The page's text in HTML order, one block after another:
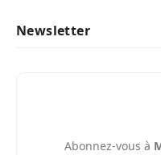
Newsletter
Abonnez-vous à